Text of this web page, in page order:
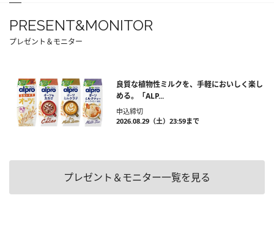
PRESENT&MONITOR
プレゼント＆モニター
良質な植物性ミルクを、手軽においしく楽し
める。「ALP...
申込締切
2026.08.29（土）23:59まで
プレゼント＆モニター一覧を見る